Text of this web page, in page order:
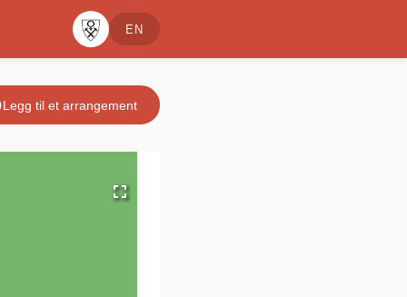
EN
Legg til et arrangement
fullscreen